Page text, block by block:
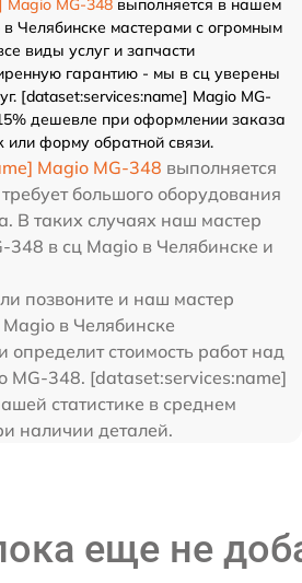
Magio MG-348 выполняется в нашем
Челябинске мастерами с огромным
виды услуг и запчасти
гарантию - мы в сц уверены
[dataset:services:name] Magio MG-
дешевле при оформлении заказа
или форму обратной связи.
Magio MG-348 выполняется
большого оборудования
В таких случаях наш мастер
348 в сц Magio в Челябинске и
позвоните и наш мастер
в Челябинске
определит стоимость работ над
348. [dataset:services:name]
статистике в среднем
наличии деталей.
еще не